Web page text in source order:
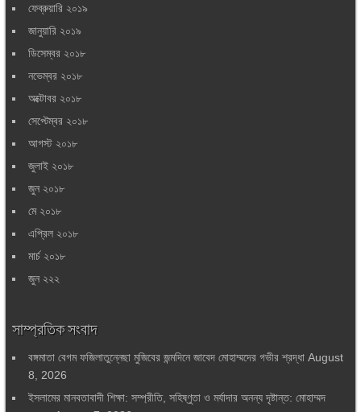
ফেব্রুয়ারি ২০১৯
জানুয়ারি ২০১৯
ডিসেম্বর ২০১৮
নভেম্বর ২০১৮
অক্টোবর ২০১৮
সেপ্টেম্বর ২০১৮
আগস্ট ২০১৮
জুলাই ২০১৮
জুন ২০১৮
মে ২০১৮
এপ্রিল ২০১৮
মার্চ ২০১৮
জুন ২২২
সাম্প্রতিক সংবাদ
বঙ্গমাতা বেগম ফজিলাতুন্নেছা মুজিবের জন্মদিনে জাবেদ মোহাম্মদের গভীর শ্রদ্ধা August
8, 2026
ইসলামের মানবতাবাদী শিক্ষা: সম্প্রীতি, সহিষ্ণুতা ও মর্যাদার অনন্য দৃষ্টান্ত: মোহাম্মদ